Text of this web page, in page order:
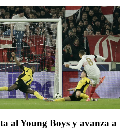
al Young Boys y avanza a